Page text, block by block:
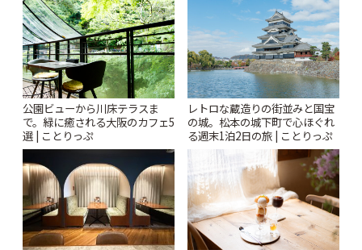
りっぷ
公園ビューから川床テラスま
で。緑に癒される大阪のカフェ5
選 | ことりっぷ
レトロな蔵造りの街並みと国宝
の城。松本の城下町で心ほぐれ
る週末1泊2日の旅 | ことりっぷ